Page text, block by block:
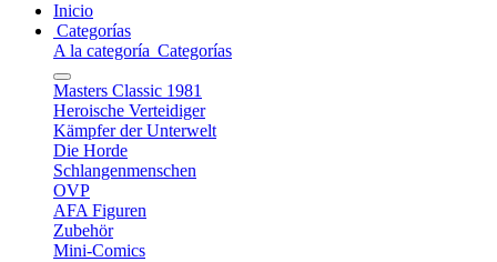
Inicio
Categorías
A la categoría Categorías
Masters Classic 1981
Heroische Verteidiger
Kämpfer der Unterwelt
Die Horde
Schlangenmenschen
OVP
AFA Figuren
Zubehör
Mini-Comics